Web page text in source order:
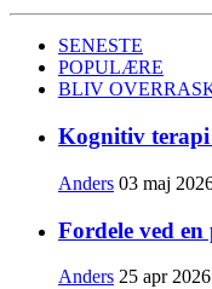
SENESTE
POPULÆRE
BLIV
Kognitiv terapi
Anders 03 maj
Fordele ved
Anders 25 apr 2026